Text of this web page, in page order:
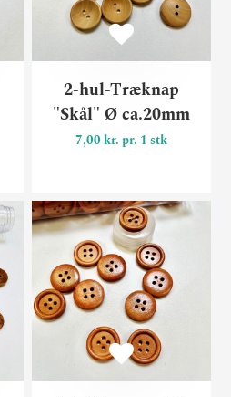
2-hul-Træknap
"Skål" Ø ca.20mm
7,00 kr. pr. 1 stk
2-hul-Træknap "Basic